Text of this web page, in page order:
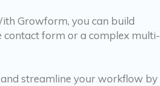
Growform, you can build
contact form or a complex multi-
streamline your workflow by